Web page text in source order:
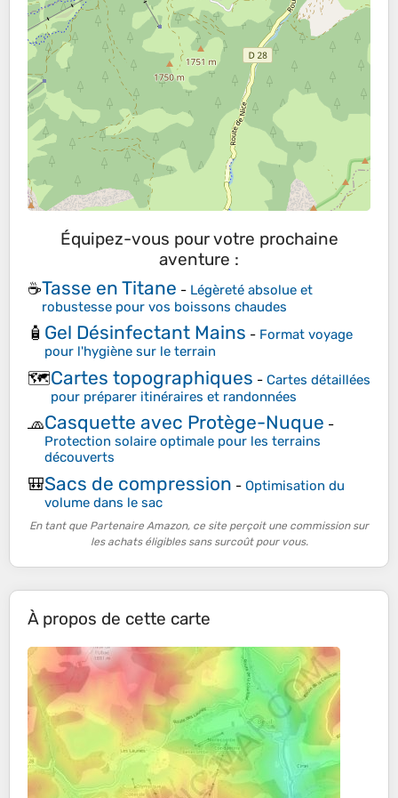
Équipez-vous pour votre prochaine
aventure :
☕Tasse en Titane - Légèreté absolue et
robustesse pour vos boissons chaudes
🧴 Gel Désinfectant Mains - Format voyage
pour l'hygiène sur le terrain
🗺️Cartes topographiques - Cartes détaillées
pour préparer itinéraires et randonnées
🧢Casquette avec Protège-Nuque -
Protection solaire optimale pour les terrains
découverts
🎒Sacs de compression - Optimisation du
volume dans le sac
En tant que Partenaire Amazon, ce site perçoit une commission sur
les achats éligibles sans surcoût pour vous.
À propos de cette carte